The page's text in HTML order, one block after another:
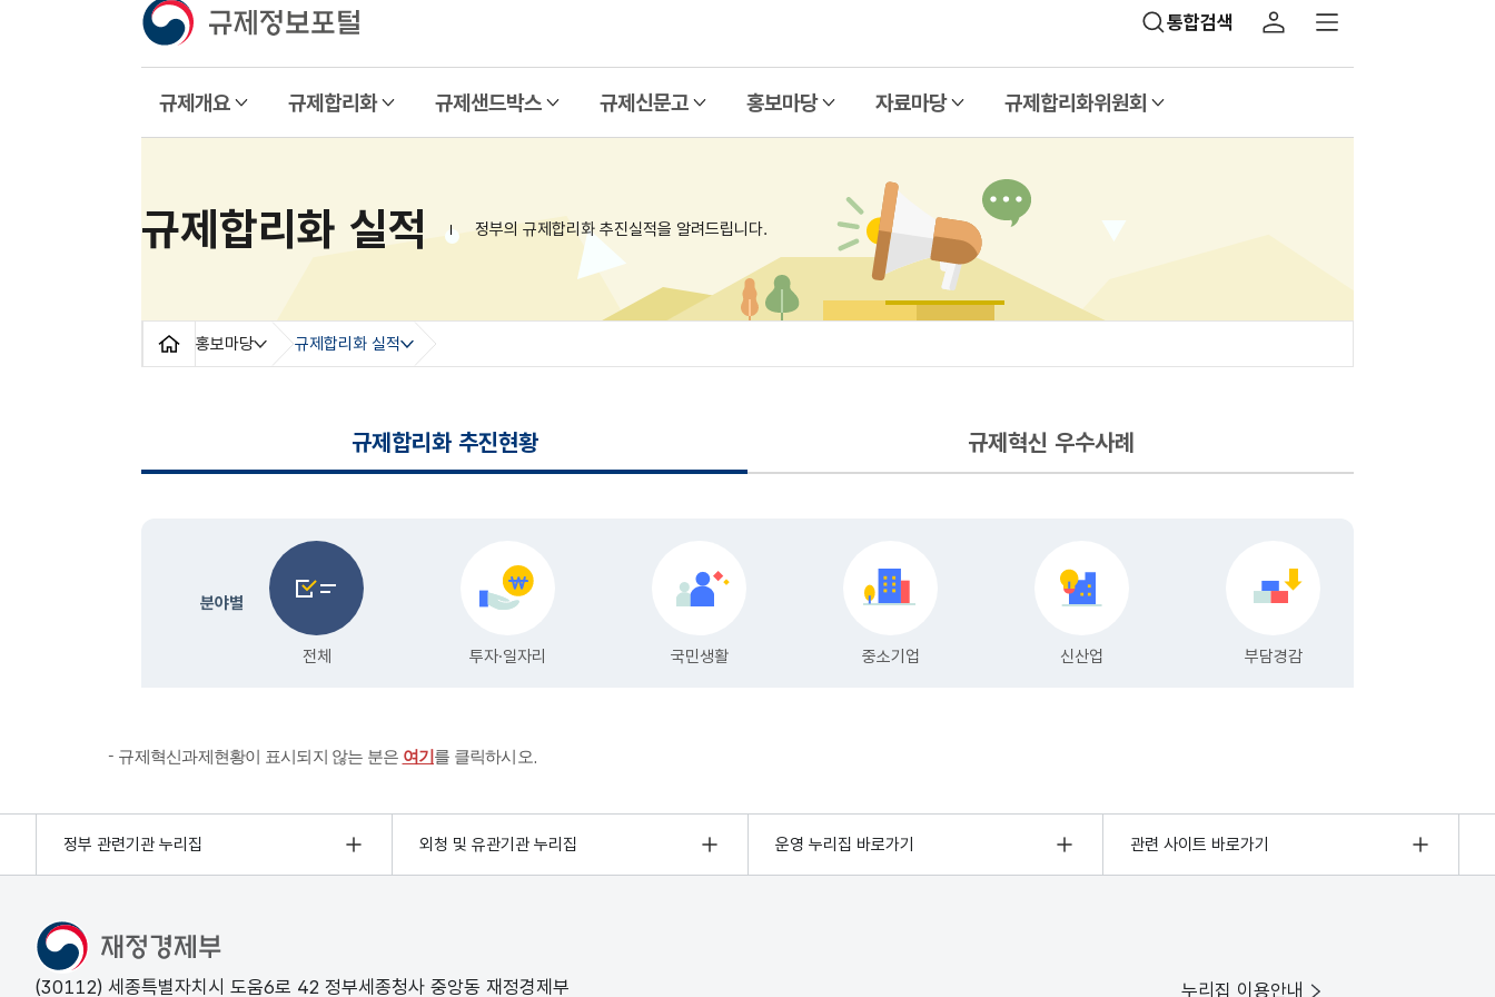
규제혁신과제현황이 표시되지 않는 분은 여기를 클릭하시오.
정부 관련기관 누리집 외청 및 유관기관 누리집 운영 누리집 바로가기 관련 사이트 바로가기
(30112) 세종특별자치시 도움6로 42 정부세종청사 중앙동 재정경제부 누리집 이용안내